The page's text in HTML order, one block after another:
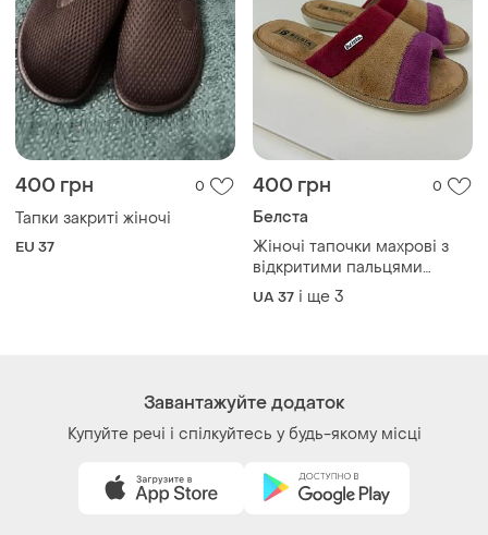
400 грн 0
Тапки закриті жіночі
EU 37
400 грн 0
Белста
Жіночі тапочки махрові з
відкритими пальцями
белста.
UA 37 і ще 3
Завантажуйте додаток
Купуйте речі і спілкуйтесь у будь-якому місці